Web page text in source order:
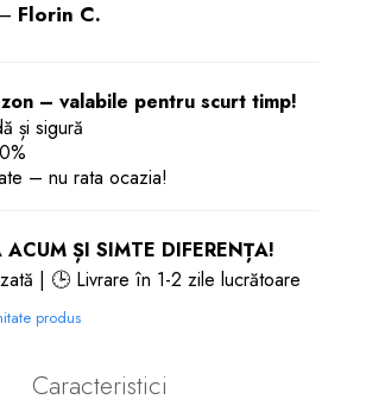
– Florin C.
– valabile pentru scurt timp!
și sigură
– nu rata ocazia!
ACUM ȘI SIMTE DIFERENȚA!
| 🕒 Livrare în 1-2 zile lucrătoare
produs
Caracteristici